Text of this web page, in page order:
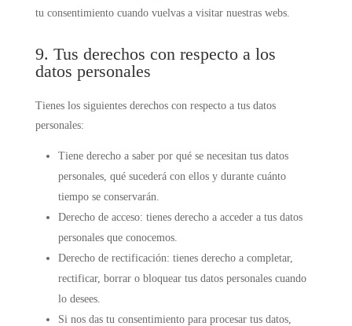
tu consentimiento cuando vuelvas a visitar nuestras webs.
9. Tus derechos con respecto a los
datos personales
Tienes los siguientes derechos con respecto a tus datos
personales:
Tiene derecho a saber por qué se necesitan tus datos
personales, qué sucederá con ellos y durante cuánto
tiempo se conservarán.
Derecho de acceso: tienes derecho a acceder a tus datos
personales que conocemos.
Derecho de rectificación: tienes derecho a completar,
rectificar, borrar o bloquear tus datos personales cuando
lo desees.
Si nos das tu consentimiento para procesar tus datos,